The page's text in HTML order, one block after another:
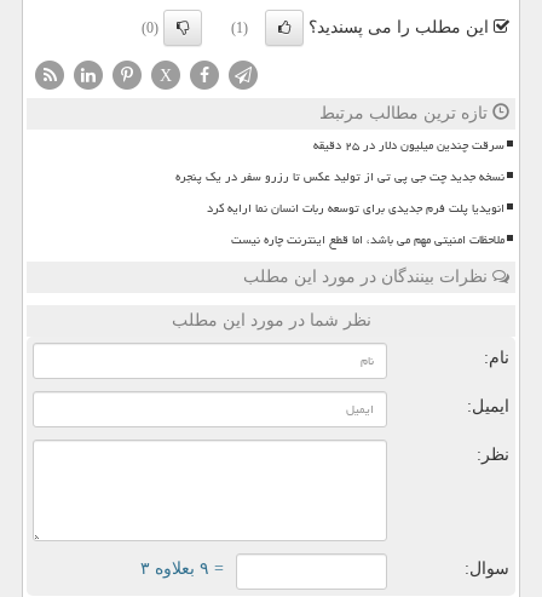
این مطلب را می پسندید؟ (1)
(0)
X
تازه ترین مطالب مرتبط
سرقت چندین میلیون دلار در ۲۵ دقیقه
نسخه جدید چت جی پی تی از تولید عکس تا رزرو سفر در یک پنجره
انویدیا پلت فرم جدیدی برای توسعه ربات انسان نما ارایه کرد
ملاحظات امنیتی مهم می باشد، اما قطع اینترنت چاره نیست
نظرات بینندگان در مورد این مطلب
نظر شما در مورد این مطلب
نام:
ایمیل:
نظر:
سوال: = ۹ بعلاوه ۳